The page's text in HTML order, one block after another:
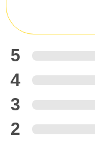
5
4
3
2